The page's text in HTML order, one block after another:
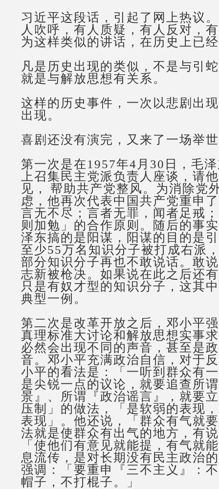
习近平这段话，引起了网上热议
人吹呼，有人质疑，有人反对，
为这样类似的讲话，在历史上已
凡是历史出现的类似，不是与引
就是与解放思想有关系。
这样的历史事件，一次以悲剧出
出现。
喜剧还没有演完，又来了一场举
第一次是在1957年4 月 30 日，毛
上召集民主党派负责人座谈，请
见，
帮助共产党整风。为消除党
虑，他再次代表中国共产党重申
言无不尽；言者无罪，闻者足戒
则加勉」的合作原则。随后的事
泽东搞的是阳谋，阳谋的目的是
至少55万名知识分子被打成右派
部分知识分子再也不敢说话。敢
志新被枪决。如果说在此之后还
只是有奴才型的知识分子，这其
典型一例。
第二次是改革开放之后，邓小平
真理标准大讨论和解放思想实事
必然会出现不同的声音，甚至是
音。邓小平充满政治自信，对于
小平的看法是：「一听到群众有
是尖锐一点的议论，就要追查所
景』、所谓『政治谣言』，就要
压制」的做法，「是软弱的表现
表现」。他还说，「群众有气就
法就是使群众有出气的地方，有
「使他们有意见就能提，有气就
息流传，是对长期没有民主政治
强调：「要重申『三不主义』：
帽子，不打棍子。」